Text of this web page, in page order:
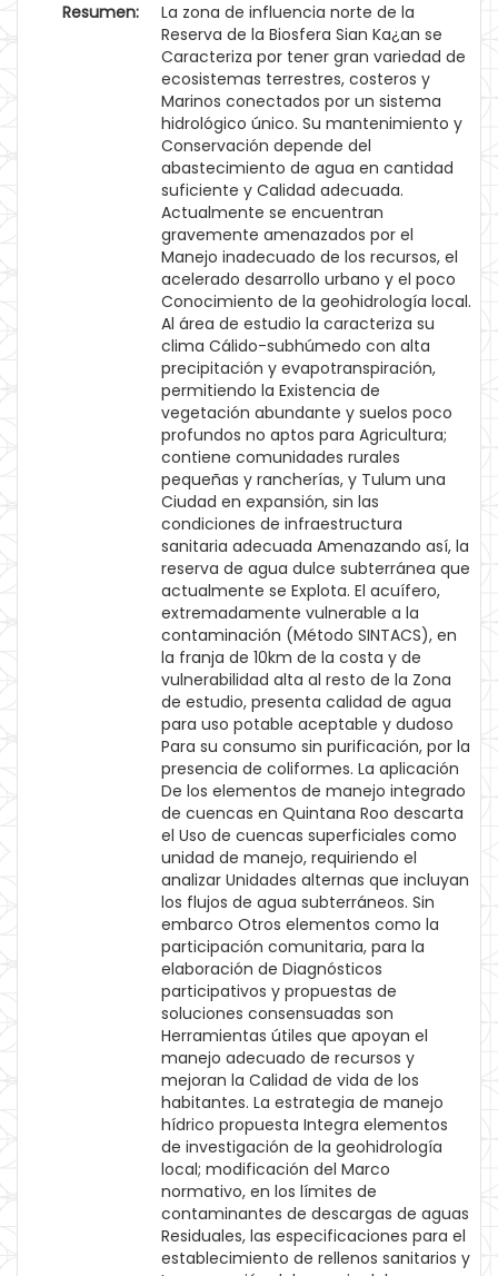
Resumen:
La zona de influencia norte de la
Reserva de la Biosfera Sian Ka¿an se
Caracteriza por tener gran variedad de
ecosistemas terrestres, costeros y
Marinos conectados por un sistema
hidrológico único. Su mantenimiento y
Conservación depende del
abastecimiento de agua en cantidad
suficiente y Calidad adecuada.
Actualmente se encuentran
gravemente amenazados por el
Manejo inadecuado de los recursos, el
acelerado desarrollo urbano y el poco
Conocimiento de la geohidrología local.
Al área de estudio la caracteriza su
clima Cálido-subhúmedo con alta
precipitación y evapotranspiración,
permitiendo la Existencia de
vegetación abundante y suelos poco
profundos no aptos para Agricultura;
contiene comunidades rurales
pequeñas y rancherías, y Tulum una
Ciudad en expansión, sin las
condiciones de infraestructura
sanitaria adecuada Amenazando así, la
reserva de agua dulce subterránea que
actualmente se Explota. El acuífero,
extremadamente vulnerable a la
contaminación (Método SINTACS), en
la franja de 10km de la costa y de
vulnerabilidad alta al resto de la Zona
de estudio, presenta calidad de agua
para uso potable aceptable y dudoso
Para su consumo sin purificación, por la
presencia de coliformes. La aplicación
De los elementos de manejo integrado
de cuencas en Quintana Roo descarta
el Uso de cuencas superficiales como
unidad de manejo, requiriendo el
analizar Unidades alternas que incluyan
los flujos de agua subterráneos. Sin
embarco Otros elementos como la
participación comunitaria, para la
elaboración de Diagnósticos
participativos y propuestas de
soluciones consensuadas son
Herramientas útiles que apoyan el
manejo adecuado de recursos y
mejoran la Calidad de vida de los
habitantes. La estrategia de manejo
hídrico propuesta Integra elementos
de investigación de la geohidrología
local; modificación del Marco
normativo, en los límites de
contaminantes de descargas de aguas
Residuales, las especificaciones para el
establecimiento de rellenos sanitarios y